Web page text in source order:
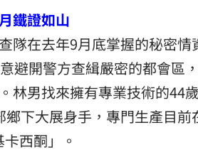
鐵證如山
隊在去年9月底掌握的秘密
避開警方查緝嚴密的都會區
林男找來擁有專業技術的44
下大展身手，專門生產目
西酮」。